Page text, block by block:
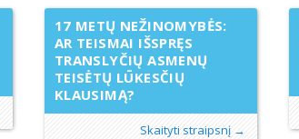
17 METŲ NEŽINOMYBĖS:
AR TEISMAI IŠSPRĘS
TRANSLYČIŲ ASMENŲ
TEISĖTŲ LŪKESČIŲ
KLAUSIMĄ?
Skaityti straipsnį →